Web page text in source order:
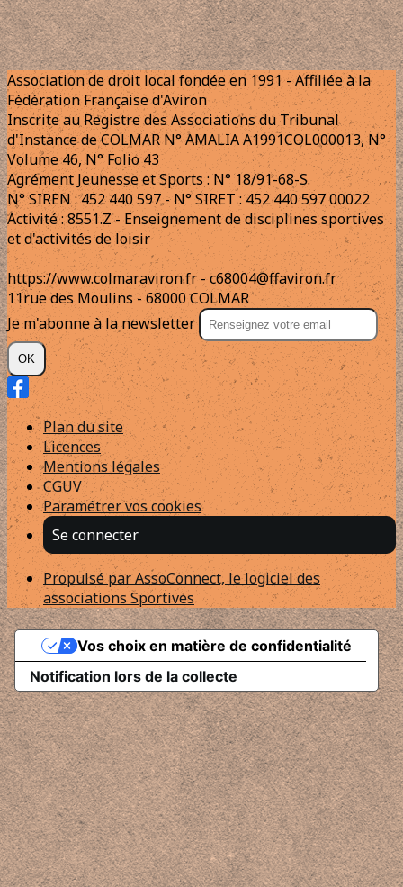
Association de droit local fondée en 1991 - Affiliée à la
Fédération Française d'Aviron
Inscrite au Registre des Associations du Tribunal
d'Instance de COLMAR N° AMALIA A1991COL000013, N°
Volume 46, N° Folio 43
Agrément Jeunesse et Sports : N° 18/91-68-S.
N° SIREN : 452 440 597 - N° SIRET : 452 440 597 00022
Activité : 8551.Z - Enseignement de disciplines sportives
et d'activités de loisir
https://www.colmaraviron.fr - c68004@ffaviron.fr
11rue des Moulins - 68000 COLMAR
Je m'abonne à la newsletter
OK
Plan du site
Licences
Mentions légales
CGUV
Paramétrer vos cookies
Se connecter
Propulsé par AssoConnect, le logiciel des
associations Sportives
Notification lors de la collecte
Vos choix en matière de confidentialité